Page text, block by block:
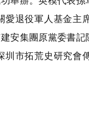
退役軍人基金主
安集團原黨委書
市拓荒史研究會